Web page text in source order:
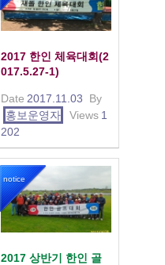
2017 한인 체육대회(2
017.5.27-1)
Date 2017.11.03
By
홍보운영자
Views 1
202
notice
2017 상반기 한인 골